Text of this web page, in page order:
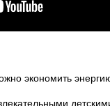
экономить